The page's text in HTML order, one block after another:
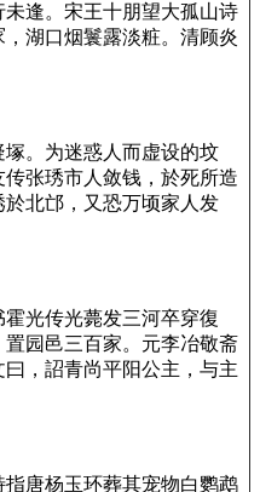
逢。宋王十朋望大孤山诗
湖口烟鬟露淡粧。清顾炎
塚。为迷惑人而虚设的坟
张琇市人敛钱，於死所造
於北邙，又恐万顷家人发
光传光薨发三河卒穿復
置园邑三百家。元李冶敬斋
，詔青尚平阳公主，与主
唐杨玉环葬其宠物白鹦鹉